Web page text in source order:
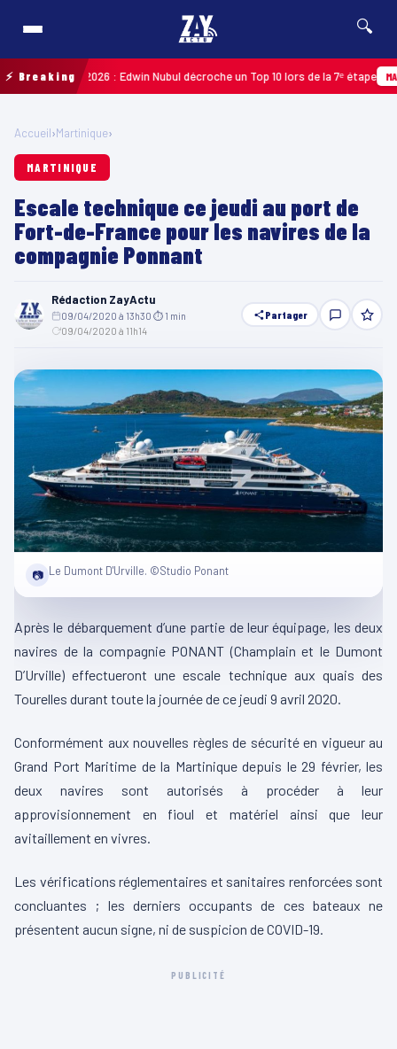
🔍
⚡ Breaking2026 : Edwin Nubul décroche un Top 10 lors de la 7ᵉ étape
Accueil›Martinique›
MARTINIQUE
Escale technique ce jeudi au port de
Fort-de-France pour les navires de la
compagnie Ponnant
Rédaction ZayActu
09/04/2020 à 13h30 ⏱ 1 min
09/04/2020 à 11h14
Partager
📷 Le Dumont D'Urville. ©Studio Ponant
Après le débarquement d’une partie de leur équipage, les deux
navires de la compagnie PONANT (Champlain et le Dumont
D’Urville) effectueront une escale technique aux quais des
Tourelles durant toute la journée de ce jeudi 9 avril 2020.
Conformément aux nouvelles règles de sécurité en vigueur au
Grand Port Maritime de la Martinique depuis le 29 février, les
deux navires sont autorisés à procéder à leur
approvisionnement en fioul et matériel ainsi que leur
avitaillement en vivres.
Les vérifications réglementaires et sanitaires renforcées sont
concluantes ; les derniers occupants de ces bateaux ne
présentent aucun signe, ni de suspicion de COVID-19.
PUBLICITÉ